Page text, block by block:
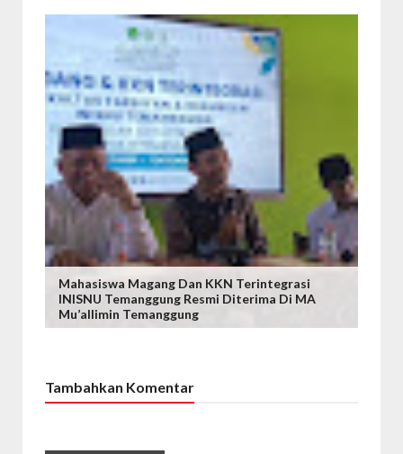
Mahasiswa Magang Dan KKN Terintegrasi
INISNU Temanggung Resmi Diterima Di MA
Mu’allimin Temanggung
Tambahkan Komentar